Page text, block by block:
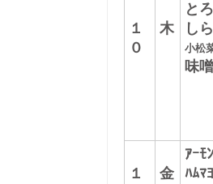
１
０
木
と
し
小松
味
１
金
ｱｰﾓ
ﾊﾑﾏ